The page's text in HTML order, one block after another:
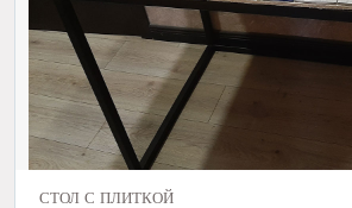
СТОЛ С ПЛИТКОЙ